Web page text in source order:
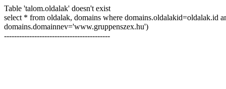
Table 'talom.oldalak' doesn't exist
select * from oldalak, domains where domains.oldalakid=oldalak.id
domains.domainnev='www.gruppenszex.hu')
------------------------------------------